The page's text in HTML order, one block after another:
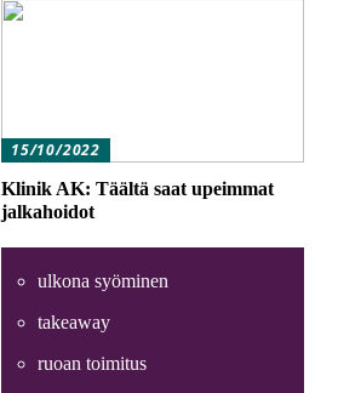
15/10/2022
Klinik AK: Täältä saat upeimmat
jalkahoidot
ulkona syöminen
takeaway
ruoan toimitus